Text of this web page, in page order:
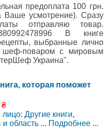
предоплата 100 грн.
Ваше усмотрение). Сразу
отправляю товар.
В книге
выбранные лично
шеф-поваром с мировым
Украина".
которая поможет
₴
Другие книги,
область ... Подробнее ...